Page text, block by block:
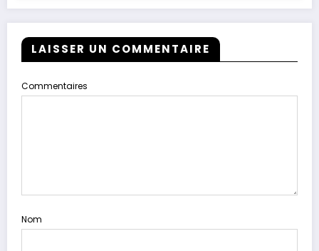
LAISSER UN COMMENTAIRE
Commentaires
Nom